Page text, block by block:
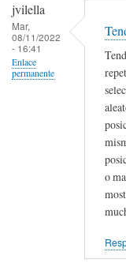
jvilella
Mar,
08/11/2022
- 16:41
Enlace
permanente
o